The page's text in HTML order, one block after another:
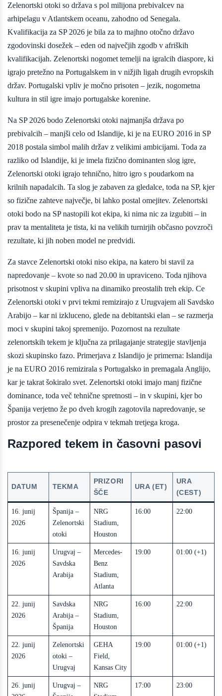
Zelenortski otoki so država s pol milijona prebivalcev na
arhipelagu v Atlantskem oceanu, zahodno od Senegala.
Kvalifikacija za SP 2026 je bila za to majhno otočno državo
zgodovinski dosežek – eden od največjih zgodb v afriških
kvalifikacijah. Zelenortski nogomet temelji na igralcih diaspore, ki
igrajo pretežno na Portugalskem in v nižjih ligah drugih evropskih
držav. Portugalski vpliv je močno prisoten – jezik, nogometna
kultura in stil igre imajo portugalske korenine.
Na SP 2026 bodo Zelenortski otoki najmanjša država po
prebivalcih – manjši celo od Islandije, ki je na EURO 2016 in SP
2018 postala simbol malih držav z velikimi ambicijami. Toda za
razliko od Islandije, ki je imela fizično dominanten slog igre,
Zelenortski otoki igrajo tehnično, hitro igro s poudarkom na
krilnih napadalcih. Ta slog je zabaven za gledalce, toda na SP, kjer
so fizične zahteve največje, bi lahko postal omejitev. Zelenortski
otoki bodo na SP nastopili kot ekipa, ki nima nic za izgubiti – in
prav ta mentaliteta je tista, ki na velikih turnirjih občasno povzroči
rezultate, ki jih noben model ne predvidi.
Za stavce Zelenortski otoki niso ekipa, na katero bi stavil za
napredovanje – kvote so nad 20.00 in upraviceno. Toda njihova
prisotnost v skupini vpliva na dinamiko preostalih treh ekip. Ce
Zelenortski otoki v prvi tekmi remizirajo z Urugvajem ali Savdsko
Arabijo – kar ni izkluceno, glede na debitantski elan – se razmerja
moci v skupini takoj spremenijo. Pozornost na rezultate
zelenortskih tekem je ključna za prilagajanje strategije stavljenja
skozi skupinsko fazo. Primerjava z Islandijo je primerna: Islandija
je na EURO 2016 remizirala s Portugalsko in premagala Anglijo,
kar je takrat šokiralo svet. Zelenortski otoki imajo manj fizične
dominance, toda več tehnične spretnosti – in v skupini, kjer bo
Španija verjetno že po dveh krogih zagotovila napredovanje, se
prostor za presenečenje odpira v tekmah tretjega kroga.
Razpored tekem in časovni pasovi
DATUM TEKMA
PRIZORI
ŠČE
URA (ET)
URA
(CEST)
16. junij
2026
Španija –
Zelenortski
otoki
NRG
Stadium,
Houston
16:00 22:00
16. junij
2026
Urugvaj –
Savdska
Arabija
Mercedes-
Benz
Stadium,
Atlanta
19:00 01:00 (+1)
22. junij
2026
Savdska
Arabija –
Španija
NRG
Stadium,
Houston
16:00 22:00
22. junij
2026
Zelenortski
otoki –
Urugvaj
GEHA
Field,
Kansas City
19:00 01:00 (+1)
26. junij
Urugvaj –
NRG
17:00 23:00